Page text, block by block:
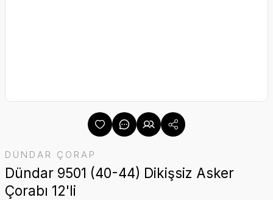
DÜNDAR ÇORAP
Dündar 9501 (40-44) Dikişsiz Asker
Çorabı 12'li